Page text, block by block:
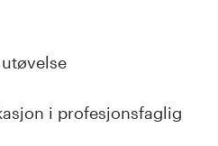
i profesjonsfaglig